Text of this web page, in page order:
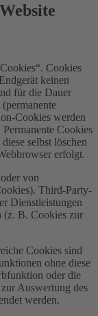
Cookies
keinen
für die Dauer
Cookies werden
Cookies
selbst löschen
erfolgt.
von
Third-Party-
Dienstleistungen
(z. B. Cookies zur
Cookies sind
ohne diese
oder die
Auswertung des
werden.